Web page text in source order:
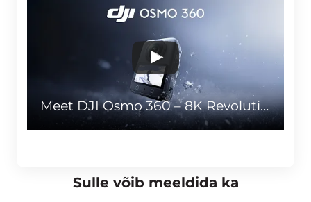
Meet DJI Osmo 360 – 8K Revolutionary 360° Camera
Sulle võib meeldida ka